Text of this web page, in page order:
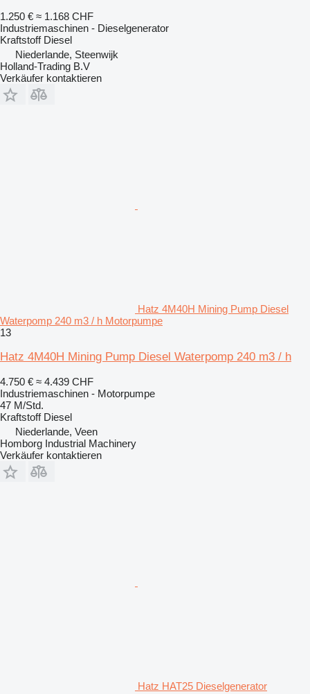
1.250 € ≈ 1.168 CHF
Industriemaschinen - Dieselgenerator
Kraftstoff Diesel
Niederlande, Steenwijk
Holland-Trading B.V
Verkäufer kontaktieren
Hatz 4M40H Mining Pump Diesel
Waterpomp 240 m3 / h Motorpumpe
13
Hatz 4M40H Mining Pump Diesel Waterpomp 240 m3 / h
4.750 € ≈ 4.439 CHF
Industriemaschinen - Motorpumpe
47 M/Std.
Kraftstoff Diesel
Niederlande, Veen
Homborg Industrial Machinery
Verkäufer kontaktieren
Hatz HAT25 Dieselgenerator